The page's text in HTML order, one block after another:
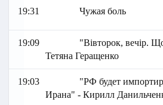
19:31 Чужая боль
19:09
"Вівторок, вечір.
Тетяна Геращенко
19:03
"РФ будет
Ирана" - Кирилл